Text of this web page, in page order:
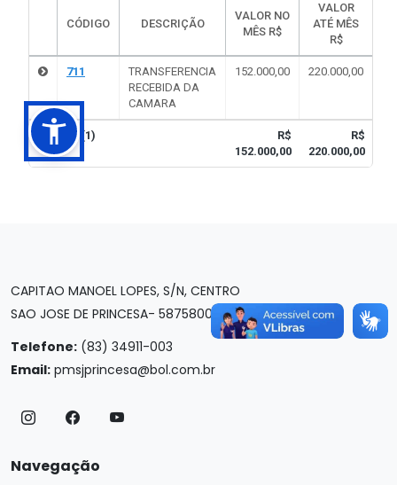
CAPITAO MANOEL LOPES, S/N, CENTRO
SAO JOSE DE PRINCESA- 58758000
Telefone: (83) 34911-003
Email: pmsjprincesa@bol.com.br
Navegação